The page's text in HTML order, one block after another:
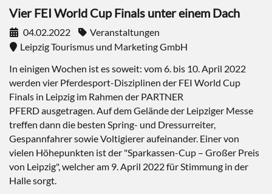
Vier FEI World Cup Finals unter einem Dach
04.02.2022
Veranstaltungen
Leipzig Tourismus und Marketing GmbH
In einigen Wochen ist es soweit: vom 6. bis 10. April 2022
werden vier Pferdesport-Disziplinen der FEI World Cup
Finals in Leipzig im Rahmen der PARTNER
PFERD ausgetragen. Auf dem Gelände der Leipziger Messe
treffen dann die besten Spring- und Dressurreiter,
Gespannfahrer sowie Voltigierer aufeinander. Einer von
vielen Höhepunkten ist der "Sparkassen-Cup – Großer Preis
von Leipzig", welcher am 9. April 2022 für Stimmung in der
Halle sorgt.